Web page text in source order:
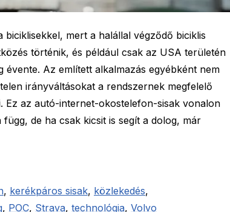
mert a halállal végződő biciklis
történik, és például csak az USA területén
évente. Az említett alkalmazás egyébként nem
irányváltásokat a rendszernek megfelelő
Ez az autó-internet-okostelefon-sisak vonalon
de ha csak kicsit is segít a dolog, már
, kerékpáros sisak, közlekedés,
, POC, Strava, technológia, Volvo